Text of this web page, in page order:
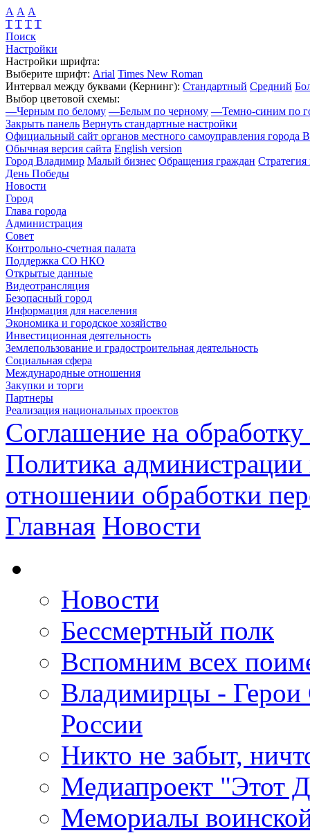
А А А
Т Т Т Т
Поиск
Настройки
Настройки шрифта:
Выберите шрифт: Arial Times New Roman
Интервал между буквами (Кернинг): Стандартный Средний
Выбор цветовой схемы:
—Черным по белому —Белым по черному —Темно-синим по
Закрыть панель Вернуть стандартные настройки
Официальный сайт органов местного самоуправления города
Обычная версия сайта English version
Город Владимир Малый бизнес Обращения граждан Стратегия
День Победы
Новости
Город
Глава города
Администрация
Совет
Контрольно-счетная палата
Поддержка СО НКО
Открытые данные
Видеотрансляция
Безопасный город
Информация для населения
Экономика и городское хозяйство
Инвестиционная деятельность
Землепользование и градостроительная деятельность
Социальная сфера
Международные отношения
Закупки и торги
Партнеры
Реализация национальных проектов
Соглашение на
Политика
отношении обработки
Главная Новости
Новости
Бессмертный полк
Вспомним всех
Владимирцы - Герои
России
Никто не забыт,
Медиапроект "Этот
Мемориалы